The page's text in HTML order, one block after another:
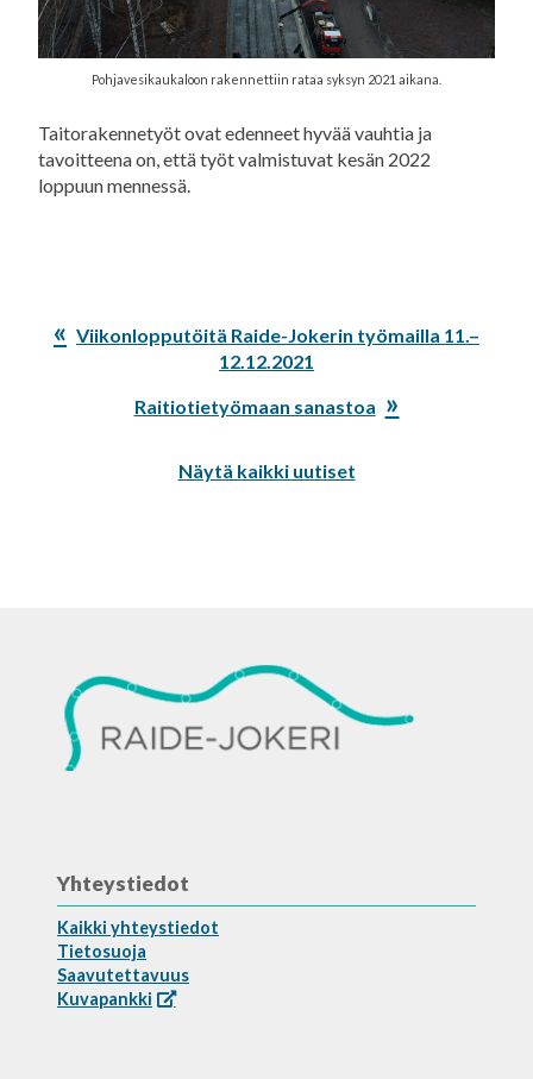
Pohjavesikaukaloon rakennettiin rataa syksyn 2021 aikana.
Taitorakennetyöt ovat edenneet hyvää vauhtia ja
tavoitteena on, että työt valmistuvat kesän 2022
loppuun mennessä.
Edellinen
Viikonlopputöitä Raide-Jokerin työmailla 11.–
12.12.2021
Seuraava
Raitiotietyömaan sanastoa
Näytä kaikki uutiset
Yhteystiedot
Kaikki yhteystiedot
Tietosuoja
Saavutettavuus
Kuvapankki